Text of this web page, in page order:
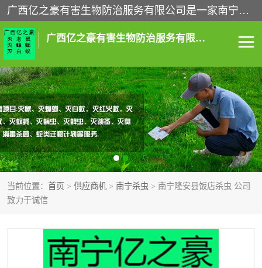
广西亿之豪有害生物防治服务有限公司是一家南宁灭鼠公司、灭蟑螂公司，南宁杀虫公司，南宁除虫公司，南宁灭跳蚤公司，南宁灭白蚁公司，南宁除四害公司,广西亿之豪有害生物防治服务有限公司专业灭蟑螂,除臭虫,其他害虫,服务上门,安全环保,售后保障,一次消杀，竭诚为您服务.
广西亿之豪有害生物防治服务有限公司
当前位置： 首页 > 供应商机 > 南宁杀虫 > 南宁隆安县饭店杀虫 公司
致力于诚信
南宁灭白蚁 南宁灭老鼠
南宁灭蟑螂 南宁杀虫
南宁除四害 南宁消杀
南宁除虫公司